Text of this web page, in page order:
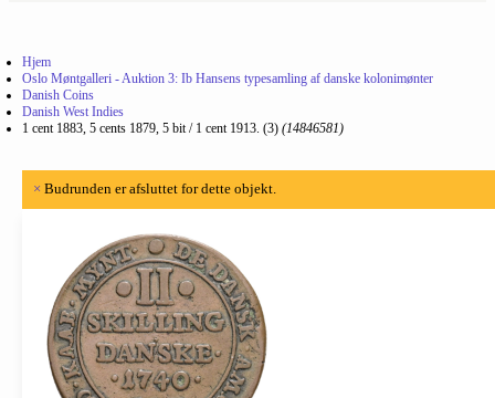
Hjem
Oslo Møntgalleri - Auktion 3: Ib Hansens typesamling af danske kolonimønter
Danish Coins
Danish West Indies
1 cent 1883, 5 cents 1879, 5 bit / 1 cent 1913. (3) (14846581)
× Budrunden er afsluttet for dette objekt.